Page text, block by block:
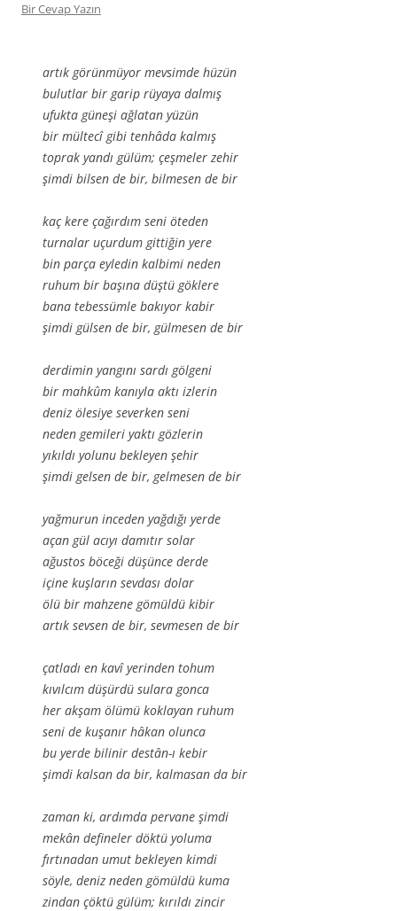
Bir Cevap Yazın
artık görünmüyor mevsimde hüzün
bulutlar bir garip rüyaya dalmış
ufukta güneşi ağlatan yüzün
bir mültecî gibi tenhâda kalmış
toprak yandı gülüm; çeşmeler zehir
şimdi bilsen de bir, bilmesen de bir
kaç kere çağırdım seni öteden
turnalar uçurdum gittiğin yere
bin parça eyledin kalbimi neden
ruhum bir başına düştü göklere
bana tebessümle bakıyor kabir
şimdi gülsen de bir, gülmesen de bir
derdimin yangını sardı gölgeni
bir mahkûm kanıyla aktı izlerin
deniz ölesiye severken seni
neden gemileri yaktı gözlerin
yıkıldı yolunu bekleyen şehir
şimdi gelsen de bir, gelmesen de bir
yağmurun inceden yağdığı yerde
açan gül acıyı damıtır solar
ağustos böceği düşünce derde
içine kuşların sevdası dolar
ölü bir mahzene gömüldü kibir
artık sevsen de bir, sevmesen de bir
çatladı en kavî yerinden tohum
kıvılcım düşürdü sulara gonca
her akşam ölümü koklayan ruhum
seni de kuşanır hâkan olunca
bu yerde bilinir destân-ı kebir
şimdi kalsan da bir, kalmasan da bir
zaman ki, ardımda pervane şimdi
mekân defineler döktü yoluma
fırtınadan umut bekleyen kimdi
söyle, deniz neden gömüldü kuma
zindan çöktü gülüm; kırıldı zincir